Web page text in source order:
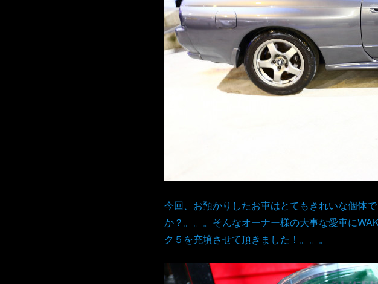
今回、お預かりしたお車はとてもきれいな個体
か？。。。そんなオーナー様の大事な愛車に
ク５を充填させて頂きました！。。。